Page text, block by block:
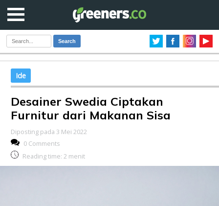
Search
Ide
Desainer Swedia Ciptakan
Furnitur dari Makanan Sisa
Diposting pada 3 Mei 2022
0 Comments
Reading time: 2 menit